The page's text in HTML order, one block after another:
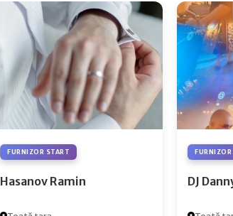
FURNIZOR START
Hasanov Ramin
FURNIZOR
DJ